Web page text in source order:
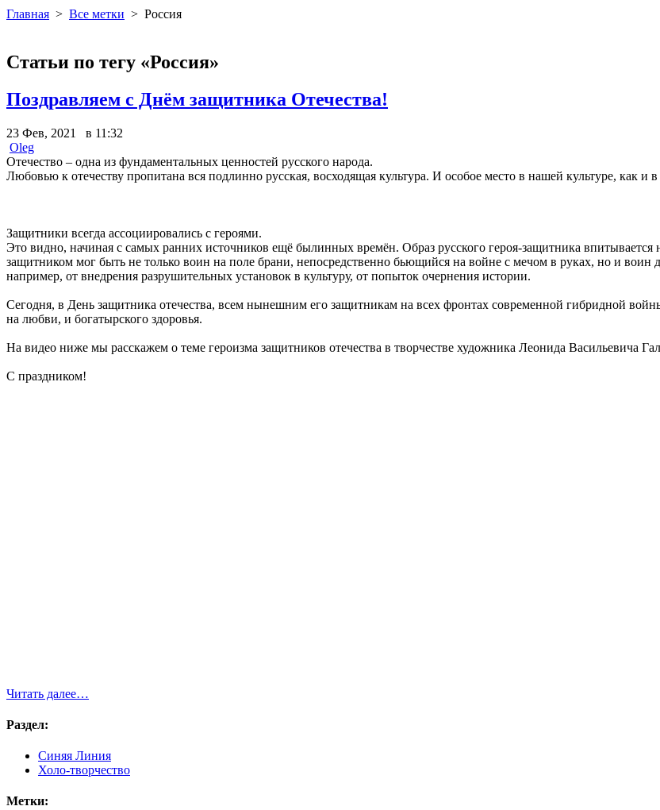
Главная > Все метки > Россия
Статьи по тегу «Россия»
Поздравляем с Днём защитника Отечества!
23 Фев, 2021 в 11:32
Oleg
Отечество – одна из фундаментальных ценностей русского народа.
Любовью к отечеству пропитана вся подлинно русская, восходящая культура. И особое место в нашей культуре, как и
Защитники всегда ассоциировались с героями.
Это видно, начиная с самых ранних источников ещё былинных времён. Образ русского героя-защитника
защитником мог быть не только воин на поле брани, непосредственно бьющийся на войне с мечом в руках, но и воин
например, от внедрения разрушительных установок в культуру, от попыток очернения истории.
Сегодня, в День защитника отечества, всем нынешним его защитникам на всех фронтах современной гибридной
на любви, и богатырского здоровья.
На видео ниже мы расскажем о теме героизма защитников отечества в творчестве художника Леонида Васильевича
С праздником!
Читать далее…
Раздел:
Синяя Линия
Холо-творчество
Метки: